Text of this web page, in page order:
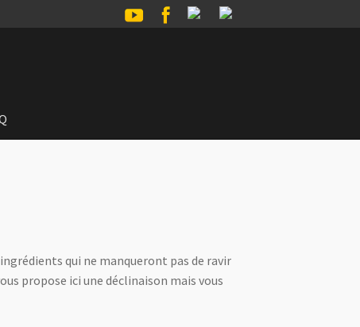
qui ne manqueront pas de ravir
propose ici une déclinaison mais vous